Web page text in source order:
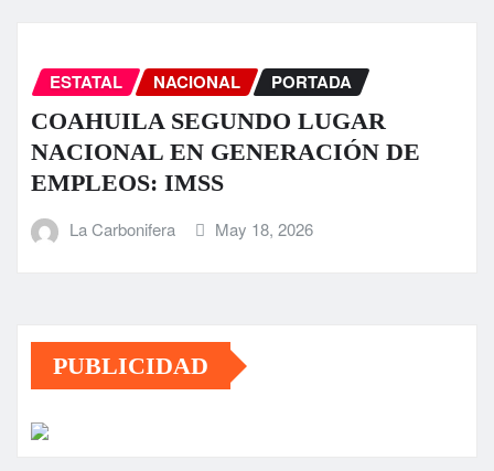
ESTATAL NACIONAL PORTADA
COAHUILA SEGUNDO LUGAR
NACIONAL EN GENERACIÓN DE
EMPLEOS: IMSS
La Carbonifera May 18, 2026
PUBLICIDAD